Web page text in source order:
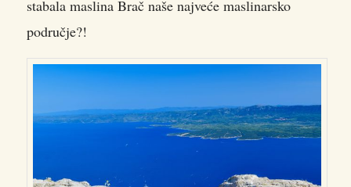
stabala maslina Brač naše najveće maslinarsko
područje?!